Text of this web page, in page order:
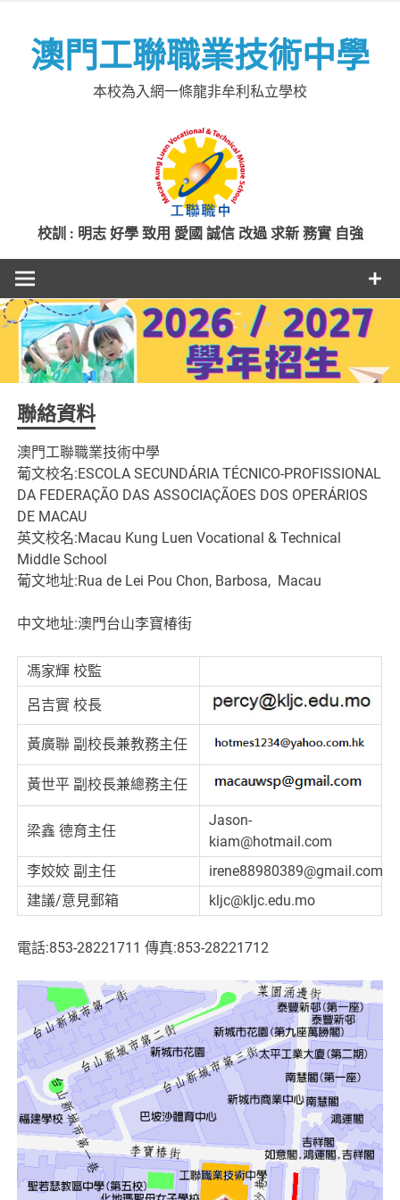
content澳門工聯職業技術中學
本校為入網一條龍非牟利私立學校
校訓 : 明志 好學 致用 愛國 誠信 改過 求新 務實 自強
聯絡資料
澳門工聯職業技術中學
葡文校名:ESCOLA SECUNDÁRIA TÉCNICO-PROFISSIONAL
DA FEDERAÇÃO DAS ASSOCIAÇÃOES DOS OPERÁRIOS
DE MACAU
英文校名:Macau Kung Luen Vocational & Technical
Middle School
葡文地址:Rua de Lei Pou Chon, Barbosa, Macau
中文地址:澳門台山李寶椿街
馮家輝 校監
呂吉實 校長
黃廣聯 副校長兼教務主任
黃世平 副校長兼總務主任
梁鑫 德育主任
Jason-
kiam@hotmail.com
李姣姣 副主任
irene88980389@gmail.com
建議/意見郵箱
kljc@kljc.edu.mo
電話:853-28221711 傳真:853-28221712